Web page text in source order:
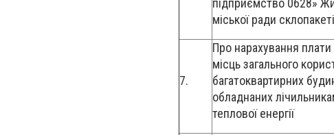
підприємство 0628»
міської ради
7.
Про нарахування
місць загального
багатоквартирних
обладнаних
теплової енергії